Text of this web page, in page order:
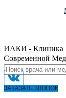
ИАКИ - Клиника
Современной
ЗАКАЗАТЬ ЗВОНОК